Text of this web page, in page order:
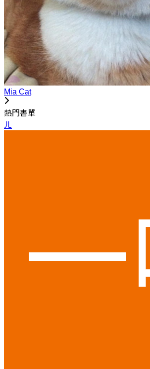
Mia Cat
熱門書單
ㄦ